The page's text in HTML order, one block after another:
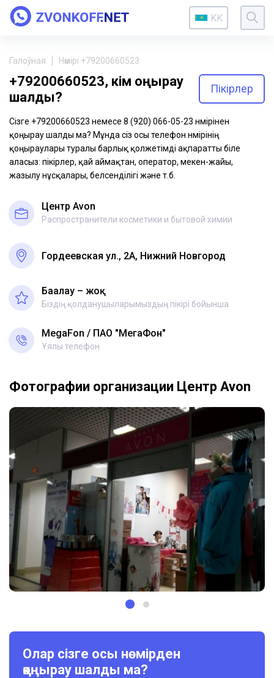
KK
Галоўная Нөмірі +79200660523
+79200660523, кім қоңырау
шалды?
Пікірлер
Сізге +79200660523 немесе 8 (920) 066-05-23 нөмірінен
қоңырау шалды ма? Мұнда сіз осы телефон нөмірінің
қоңыраулары туралы барлық қолжетімді ақпаратты біле
аласыз: пікірлер, қай аймақтан, оператор, мекен-жайы,
жазылу нұсқалары, белсенділігі және т.б.
Центр Avon
Распространители косметики и бытовой химии
Гордеевская ул., 2А, Нижний Новгород
Бағалау – жоқ
Біздің қолданушыларымыздың пікірі бойынша
MegaFon ПАО "МегаФон"
Ұялы телефон
Фотографии организации Центр Avon
Олар сізге осы нөмірден
қоңырау шалды ма?